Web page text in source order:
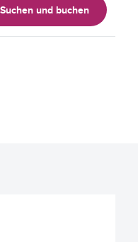
Suchen und buchen